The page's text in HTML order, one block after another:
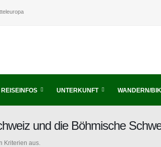
REISEINFOS UNTERKUNFT WANDERN/
und die Böhmische
Kriterien aus.